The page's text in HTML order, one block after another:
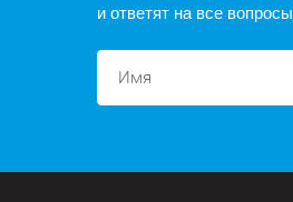
и ответят на все вопросы